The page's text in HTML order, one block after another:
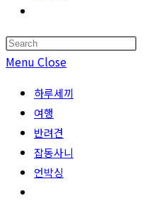
search
Press
Menu Close
하루세끼
여행
반려견
잡동사니
언박싱